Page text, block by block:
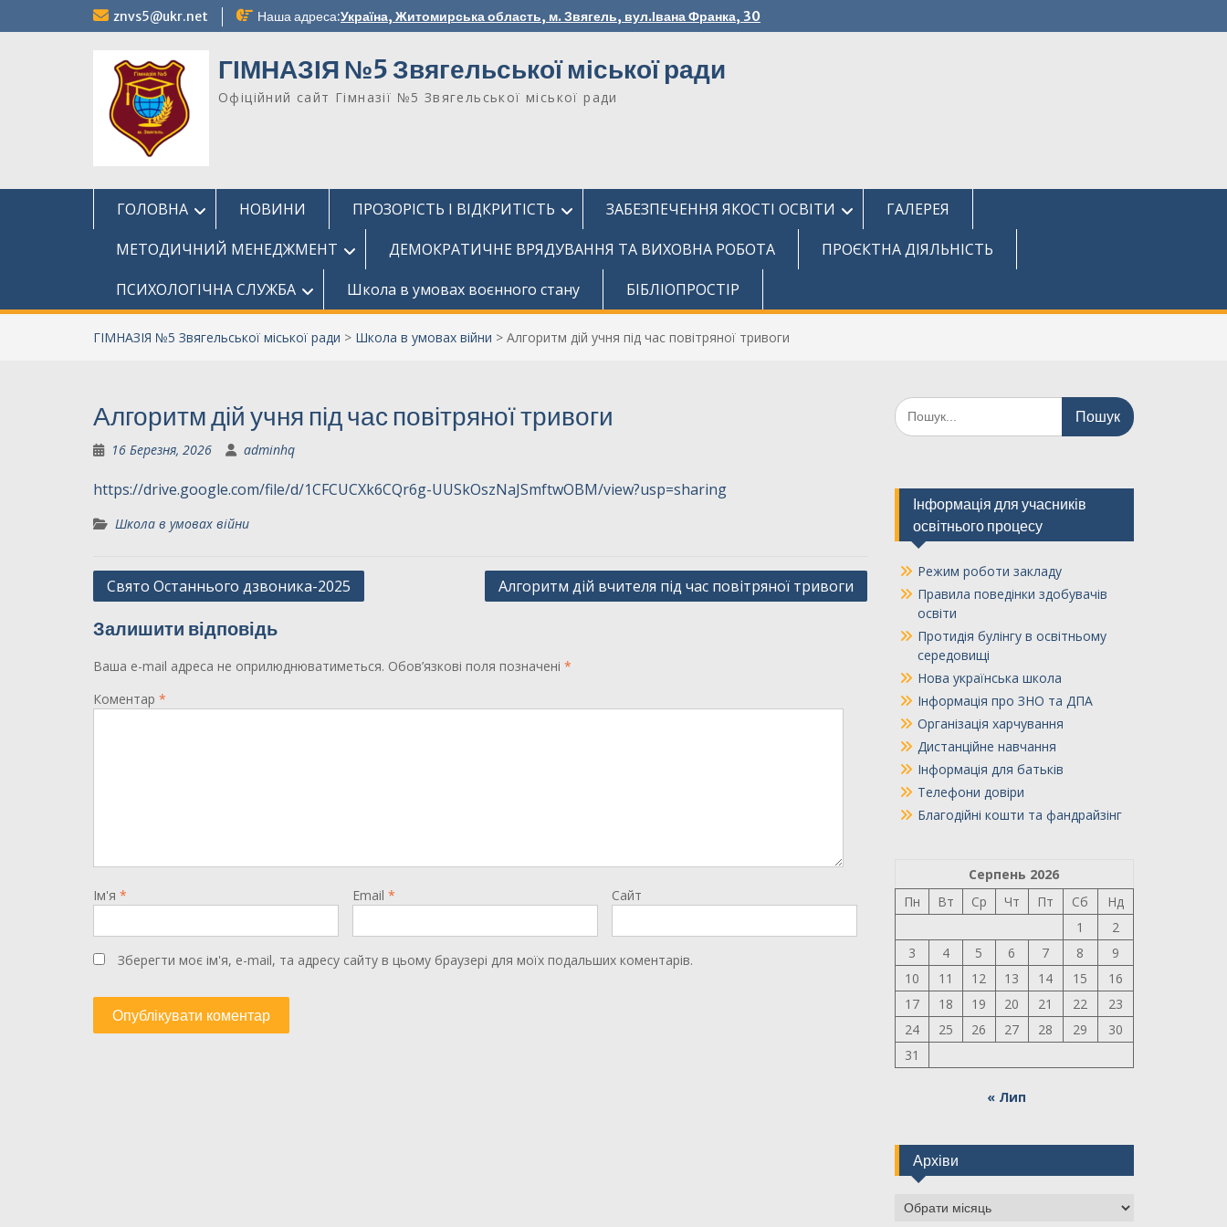
до
znvs5@ukr.net Наша адреса:Україна, Житомирська область, м. Звягель, вул.Івана Франка, 30
ГІМНАЗІЯ №5 Звягельської міської ради
Офіційний сайт Гімназії №5 Звягельської міської ради
ГОЛОВНА НОВИНИ ПРОЗОРІСТЬ І ВІДКРИТІСТЬ ЗАБЕЗПЕЧЕННЯ ЯКОСТІ ОСВІТИ
ГАЛЕРЕЯ
МЕТОДИЧНИЙ МЕНЕДЖМЕНТ
ДЕМОКРАТИЧНЕ ВРЯДУВАННЯ ТА ВИХОВНА РОБОТА
ПРОЄКТНА ДІЯЛЬНІСТЬ
ПСИХОЛОГІЧНА СЛУЖБА
Школа в умовах воєнного стану БІБЛІОПРОСТІР
ГІМНАЗІЯ №5 Звягельської міської ради > Школа в умовах війни > Алгоритм дій учня під час повітряної тривоги
Алгоритм дій учня під час повітряної тривоги
16 Березня, 2026 adminhq
https://drive.google.com/file/d/1CFCUCXk6CQr6g-UUSkOszNaJSmftwOBM/view?usp=sharing
Школа в умовах війни
Навігація
Свято Останнього дзвоника-2025 Алгоритм дій вчителя під час повітряної тривоги
Залишити відповідь
Ваша e-mail адреса не оприлюднюватиметься. Обов’язкові поля позначені *
Коментар *
Ім'я * Email * Сайт
Зберегти моє ім'я, e-mail, та адресу сайту в цьому браузері для моїх подальших коментарів.
Шукати:
Інформація для учасників
освітнього процесу
Режим роботи закладу
Правила поведінки здобувачів
освіти
Протидія булінгу в освітньому
середовищі
Нова українська школа
Інформація про ЗНО та ДПА
Організація харчування
Дистанційне навчання
Інформація для батьків
Телефони довіри
Благодійні кошти та фандрайзінг
Серпень 2026
Пн
Вт Ср Чт Пт Сб
Нд
1
2
3
4 5 6 7 8
9
10
11 12 13 14 15
16
17
18 19 20 21 22
23
24
25 26 27 28 29
30
31
« Лип
Архіви
Архіви